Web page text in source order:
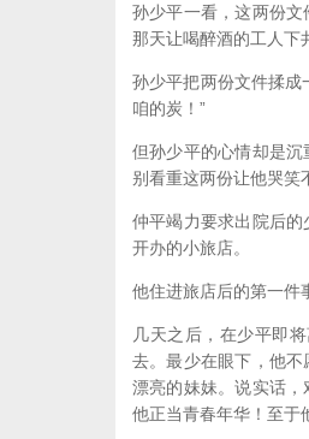
孙少平一看，这两份
那天让喝醉酒的工人下
孙少平把两份文件揉成
咱的炭！”
但孙少平的心情却是
别看重这两份让他哭笑
仲平竭力要求出院后
开办的小旅店。
他住进旅店后的第一件
几天之后，在少平即
去。最少在眼下，他
漂亮的妹妹。说实话，
他正当青春年华！至于